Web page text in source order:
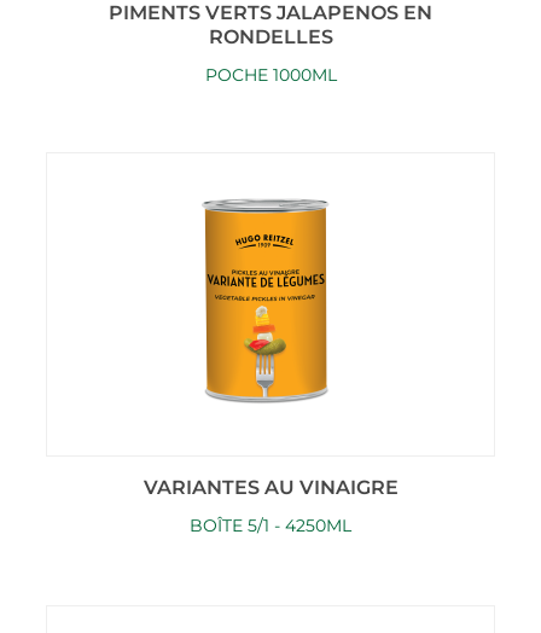
PIMENTS VERTS JALAPENOS EN
RONDELLES
POCHE 1000ML
VARIANTES AU VINAIGRE
BOÎTE 5/1 - 4250ML